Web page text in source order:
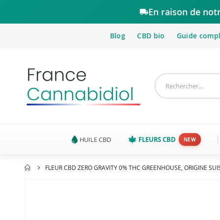
En raison de
Blog CBD bio Guide
HUILE CBD FLEURS CBD
FLEUR CBD ZERO GRAVITY 0% THC GREENHOUSE, ORIGINE